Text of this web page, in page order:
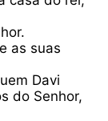
as suas
Davi
do Senhor,